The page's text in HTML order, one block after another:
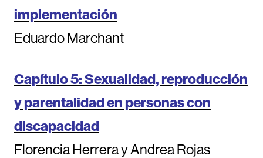
implementación
Eduardo Marchant
Capítulo 5: Sexualidad, reproducción
y parentalidad en personas con
discapacidad
Florencia Herrera y Andrea Rojas